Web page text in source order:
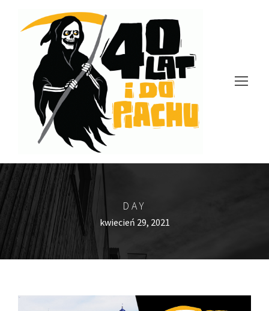
DAY
kwiecień 29, 2021